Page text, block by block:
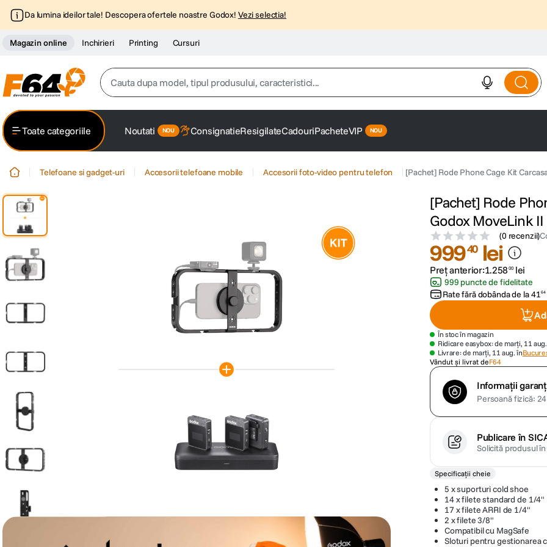
Da lumina ideilor tale! Descopera ofertele noastre Godox! Vezi selectia!
Magazin online Inchirieri Printing Cursuri
Cauta dupa model, tipul produsului, caracteristici...
trepied
canon sx740 hs
lavaliera
sony fx
Toate categoriile Noutati ConsignatieResigilateCadouriPacheteVIP
Telefoane si gadget-uri Accesorii telefoane mobile Accesorii foto-video pentru telefon [Pachet] Rode Phone Cage Kit
[Pachet] Rode
Godox MoveLink
(0 recenzii)
99940 lei
Preț anterior:1.258 00 lei
999 puncte de fidelitate
Rate fără dobânda de la4164
În stoc în magazin
Ridicare easybox: de marți, 11 aug.
Livrare: de marți, 11 aug. în
Vândut și livrat deF64
Informații
Persoană fizică:
Publicare în
Solicită produsul
Specificații cheie
5 x suporturi cold shoe
14 x filete standard de 1/4"
17 x filete ARRI de 1/4"
2 x filete 3/8"
Compatibil cu MagSafe
Sloturi pentru gestionarea